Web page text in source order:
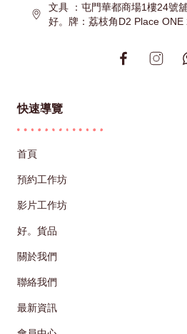
文具 ：屯門華都商場1樓24號
好。牌：荔枝角D2 Place ONE
快速導覽
首頁
預約工作坊
影片工作坊
好。貨品
關於我們
聯絡我們
最新資訊